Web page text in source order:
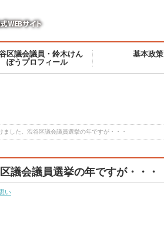
区議会議員・鈴木けん
ぽうプロフィール
基本政策
ました。渋谷区議会議員選挙の年ですが・・・
議会議員選挙の年ですが・・・
い